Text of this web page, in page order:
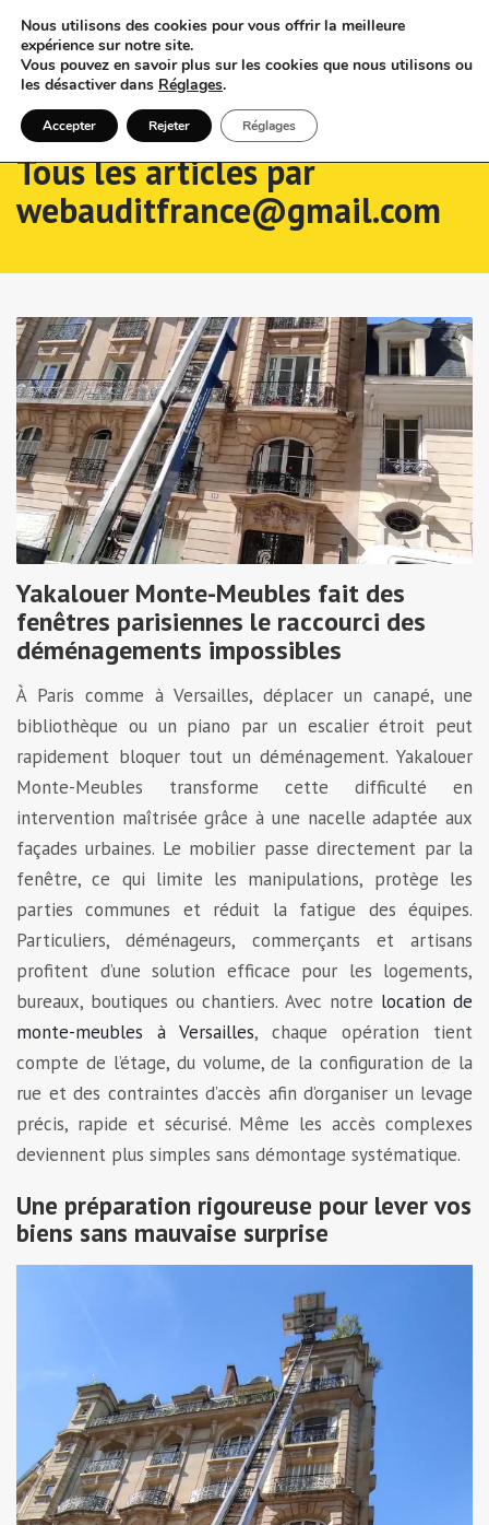
Tous les articles par
webauditfrance@gmail.com
Yakalouer Monte-Meubles fait des
fenêtres parisiennes le raccourci des
déménagements impossibles
À Paris comme à Versailles, déplacer un canapé, une
bibliothèque ou un piano par un escalier étroit peut
rapidement bloquer tout un déménagement. Yakalouer
Monte-Meubles transforme cette difficulté en
intervention maîtrisée grâce à une nacelle adaptée aux
façades urbaines. Le mobilier passe directement par la
fenêtre, ce qui limite les manipulations, protège les
parties communes et réduit la fatigue des équipes.
Particuliers, déménageurs, commerçants et artisans
profitent d’une solution efficace pour les logements,
bureaux, boutiques ou chantiers. Avec notre location de
monte-meubles à Versailles, chaque opération tient
compte de l’étage, du volume, de la configuration de la
rue et des contraintes d’accès afin d’organiser un levage
précis, rapide et sécurisé. Même les accès complexes
deviennent plus simples sans démontage systématique.
Une préparation rigoureuse pour lever vos
biens sans mauvaise surprise
Nous utilisons des cookies pour vous offrir la meilleure
expérience sur notre site.
Vous pouvez en savoir plus sur les cookies que nous utilisons ou
les désactiver dans Réglages.
Accepter Rejeter Réglages